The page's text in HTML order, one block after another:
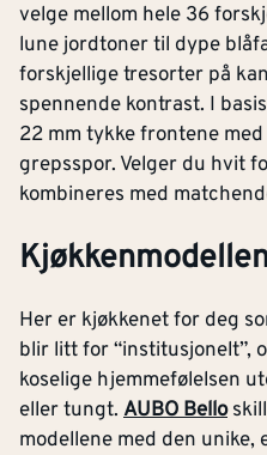
velge mellom hele 36
lune jordtoner til dype
forskjellige tresorter på
spennende kontrast. I
22 mm tykke frontene
grepsspor. Velger du hvit
kombineres med
Her er kjøkkenet for deg
blir litt for “institusjonelt”,
koselige hjemmefølelsen
eller tungt. AUBO Bello
modellene med den unike,